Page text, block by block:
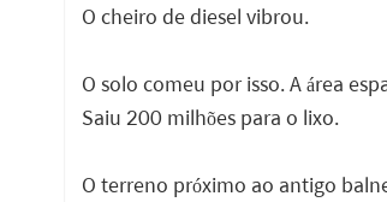
O cheiro de diesel vibrou.
O solo comeu por isso. A área
Saiu 200 milhões para o lixo.
O terreno próximo ao antigo